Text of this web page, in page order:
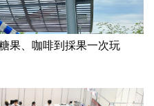
果、咖啡到採果一次玩